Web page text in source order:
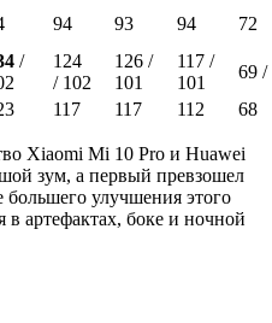
94 93 94
72
/
124
/ 102
126 /
101
117 /
101
69 /
117 117 112 68
Xiaomi Mi 10 Pro и Huawei
зум, а первый превзошел
большего улучшения этого
в артефактах, боке и ночной